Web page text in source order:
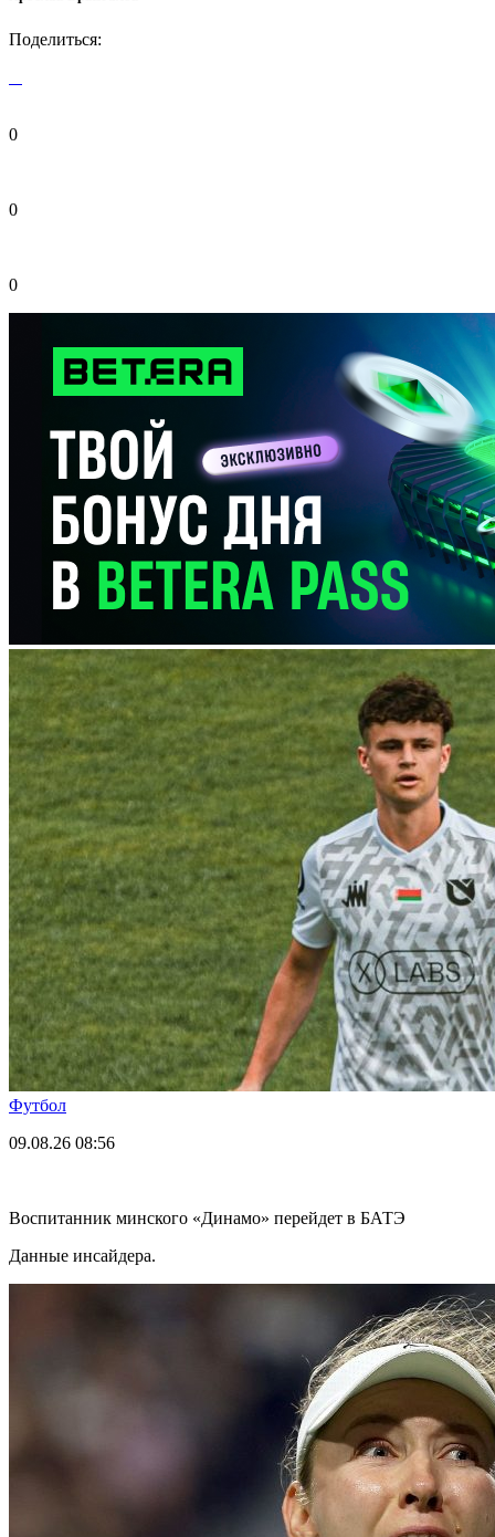
Поделиться:
0
0
0
Футбол
09.08.26 08:56
Воспитанник минского «Динамо» перейдет в БАТЭ
Данные инсайдера.